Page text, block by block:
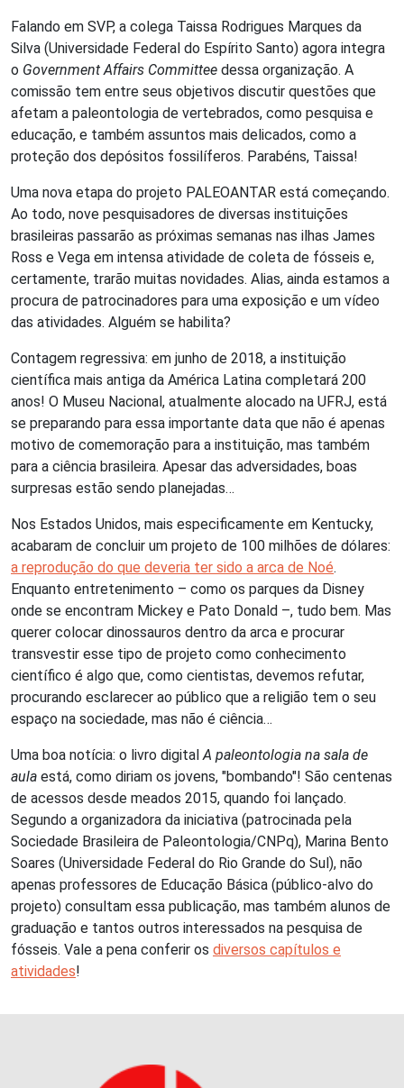
Falando em SVP, a colega Taissa Rodrigues Marques da
Silva (Universidade Federal do Espírito Santo) agora integra
o Government Affairs Committee dessa organização. A
comissão tem entre seus objetivos discutir questões que
afetam a paleontologia de vertebrados, como pesquisa e
educação, e também assuntos mais delicados, como a
proteção dos depósitos fossilíferos. Parabéns, Taissa!
Uma nova etapa do projeto PALEOANTAR está começando.
Ao todo, nove pesquisadores de diversas instituições
brasileiras passarão as próximas semanas nas ilhas James
Ross e Vega em intensa atividade de coleta de fósseis e,
certamente, trarão muitas novidades. Alias, ainda estamos a
procura de patrocinadores para uma exposição e um vídeo
das atividades. Alguém se habilita?
Contagem regressiva: em junho de 2018, a instituição
científica mais antiga da América Latina completará 200
anos! O Museu Nacional, atualmente alocado na UFRJ, está
se preparando para essa importante data que não é apenas
motivo de comemoração para a instituição, mas também
para a ciência brasileira. Apesar das adversidades, boas
surpresas estão sendo planejadas…
Nos Estados Unidos, mais especificamente em Kentucky,
acabaram de concluir um projeto de 100 milhões de dólares:
a reprodução do que deveria ter sido a arca de Noé.
Enquanto entretenimento – como os parques da Disney
onde se encontram Mickey e Pato Donald –, tudo bem. Mas
querer colocar dinossauros dentro da arca e procurar
transvestir esse tipo de projeto como conhecimento
científico é algo que, como cientistas, devemos refutar,
procurando esclarecer ao público que a religião tem o seu
espaço na sociedade, mas não é ciência…
Uma boa notícia: o livro digitalA paleontologia na sala de
aula está, como diriam os jovens, "bombando"! São centenas
de acessos desde meados 2015, quando foi lançado.
Segundo a organizadora da iniciativa (patrocinada pela
Sociedade Brasileira de Paleontologia/CNPq), Marina Bento
Soares (Universidade Federal do Rio Grande do Sul), não
apenas professores de Educação Básica (público-alvo do
projeto) consultam essa publicação, mas também alunos de
graduação e tantos outros interessados na pesquisa de
fósseis. Vale a pena conferir os diversos capítulos e
atividades!